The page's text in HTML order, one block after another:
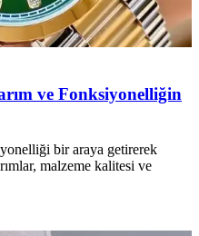
ve Fonksiyonelliğin
bir araya getirerek
malzeme kalitesi ve